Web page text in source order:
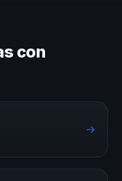
con
→